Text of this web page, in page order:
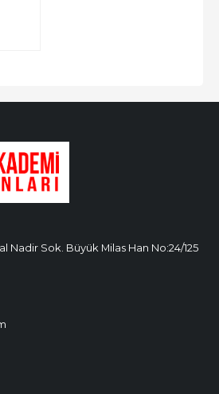
Nadir Sok. Büyük Milas Han No:24/125